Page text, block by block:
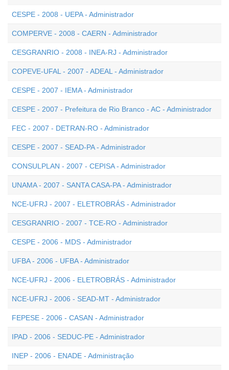
CESPE - 2008 - UEPA - Administrador
COMPERVE - 2008 - CAERN - Administrador
CESGRANRIO - 2008 - INEA-RJ - Administrador
COPEVE-UFAL - 2007 - ADEAL - Administrador
CESPE - 2007 - IEMA - Administrador
CESPE - 2007 - Prefeitura de Rio Branco - AC - Administrador
FEC - 2007 - DETRAN-RO - Administrador
CESPE - 2007 - SEAD-PA - Administrador
CONSULPLAN - 2007 - CEPISA - Administrador
UNAMA - 2007 - SANTA CASA-PA - Administrador
NCE-UFRJ - 2007 - ELETROBRÁS - Administrador
CESGRANRIO - 2007 - TCE-RO - Administrador
CESPE - 2006 - MDS - Administrador
UFBA - 2006 - UFBA - Administrador
NCE-UFRJ - 2006 - ELETROBRÁS - Administrador
NCE-UFRJ - 2006 - SEAD-MT - Administrador
FEPESE - 2006 - CASAN - Administrador
IPAD - 2006 - SEDUC-PE - Administrador
INEP - 2006 - ENADE - Administração